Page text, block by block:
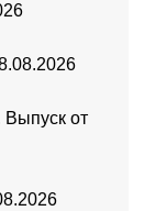
Выпуск от